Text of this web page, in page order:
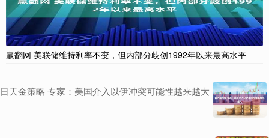
赢翻网 美联储维持利率不变，但内部分歧创1992年以来最高水平
日天金策略 专家：美国介入以伊冲突可能性越来越大